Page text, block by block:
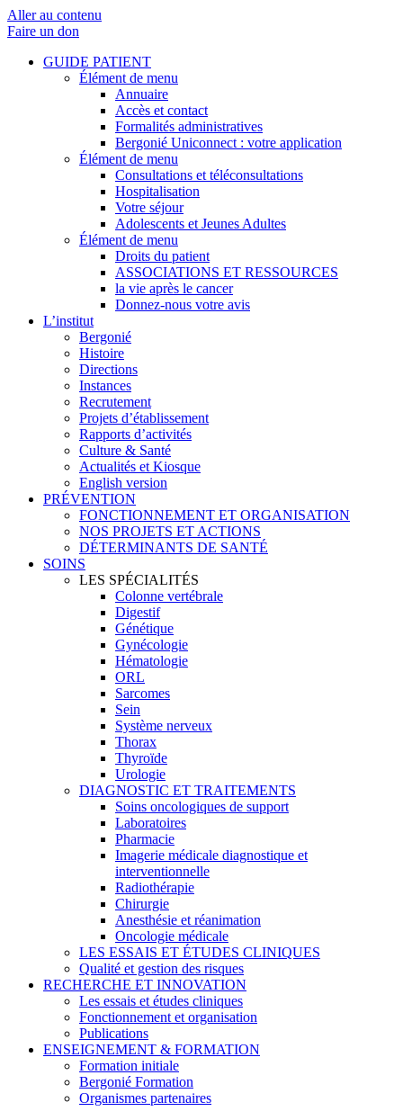
Aller au contenu
Faire un don
GUIDE PATIENT
Élément de menu
Annuaire
Accès et contact
Formalités administratives
Bergonié Uniconnect : votre application
Élément de menu
Consultations et téléconsultations
Hospitalisation
Votre séjour
Adolescents et Jeunes Adultes
Élément de menu
Droits du patient
ASSOCIATIONS ET RESSOURCES
la vie après le cancer
Donnez-nous votre avis
L’institut
Bergonié
Histoire
Directions
Instances
Recrutement
Projets d’établissement
Rapports d’activités
Culture & Santé
Actualités et Kiosque
English version
PRÉVENTION
FONCTIONNEMENT ET ORGANISATION
NOS PROJETS ET ACTIONS
DÉTERMINANTS DE SANTÉ
SOINS
LES SPÉCIALITÉS
Colonne vertébrale
Digestif
Génétique
Gynécologie
Hématologie
ORL
Sarcomes
Sein
Système nerveux
Thorax
Thyroïde
Urologie
DIAGNOSTIC ET TRAITEMENTS
Soins oncologiques de support
Laboratoires
Pharmacie
Imagerie médicale diagnostique et
interventionnelle
Radiothérapie
Chirurgie
Anesthésie et réanimation
Oncologie médicale
LES ESSAIS ET ÉTUDES CLINIQUES
Qualité et gestion des risques
RECHERCHE ET INNOVATION
Les essais et études cliniques
Fonctionnement et organisation
Publications
ENSEIGNEMENT & FORMATION
Formation initiale
Bergonié Formation
Organismes partenaires